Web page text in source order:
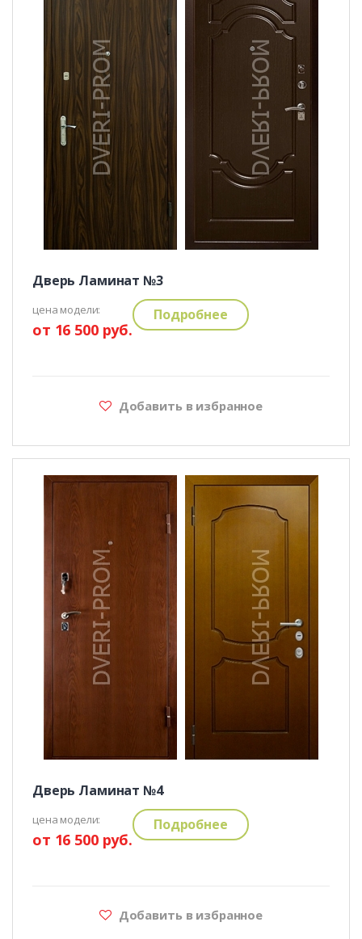
Дверь Ламинат №3
цена модели:
от 16 500 руб.
Подробнее
Добавить в избранное
Дверь Ламинат №4
цена модели:
от 16 500 руб.
Подробнее
Добавить в избранное